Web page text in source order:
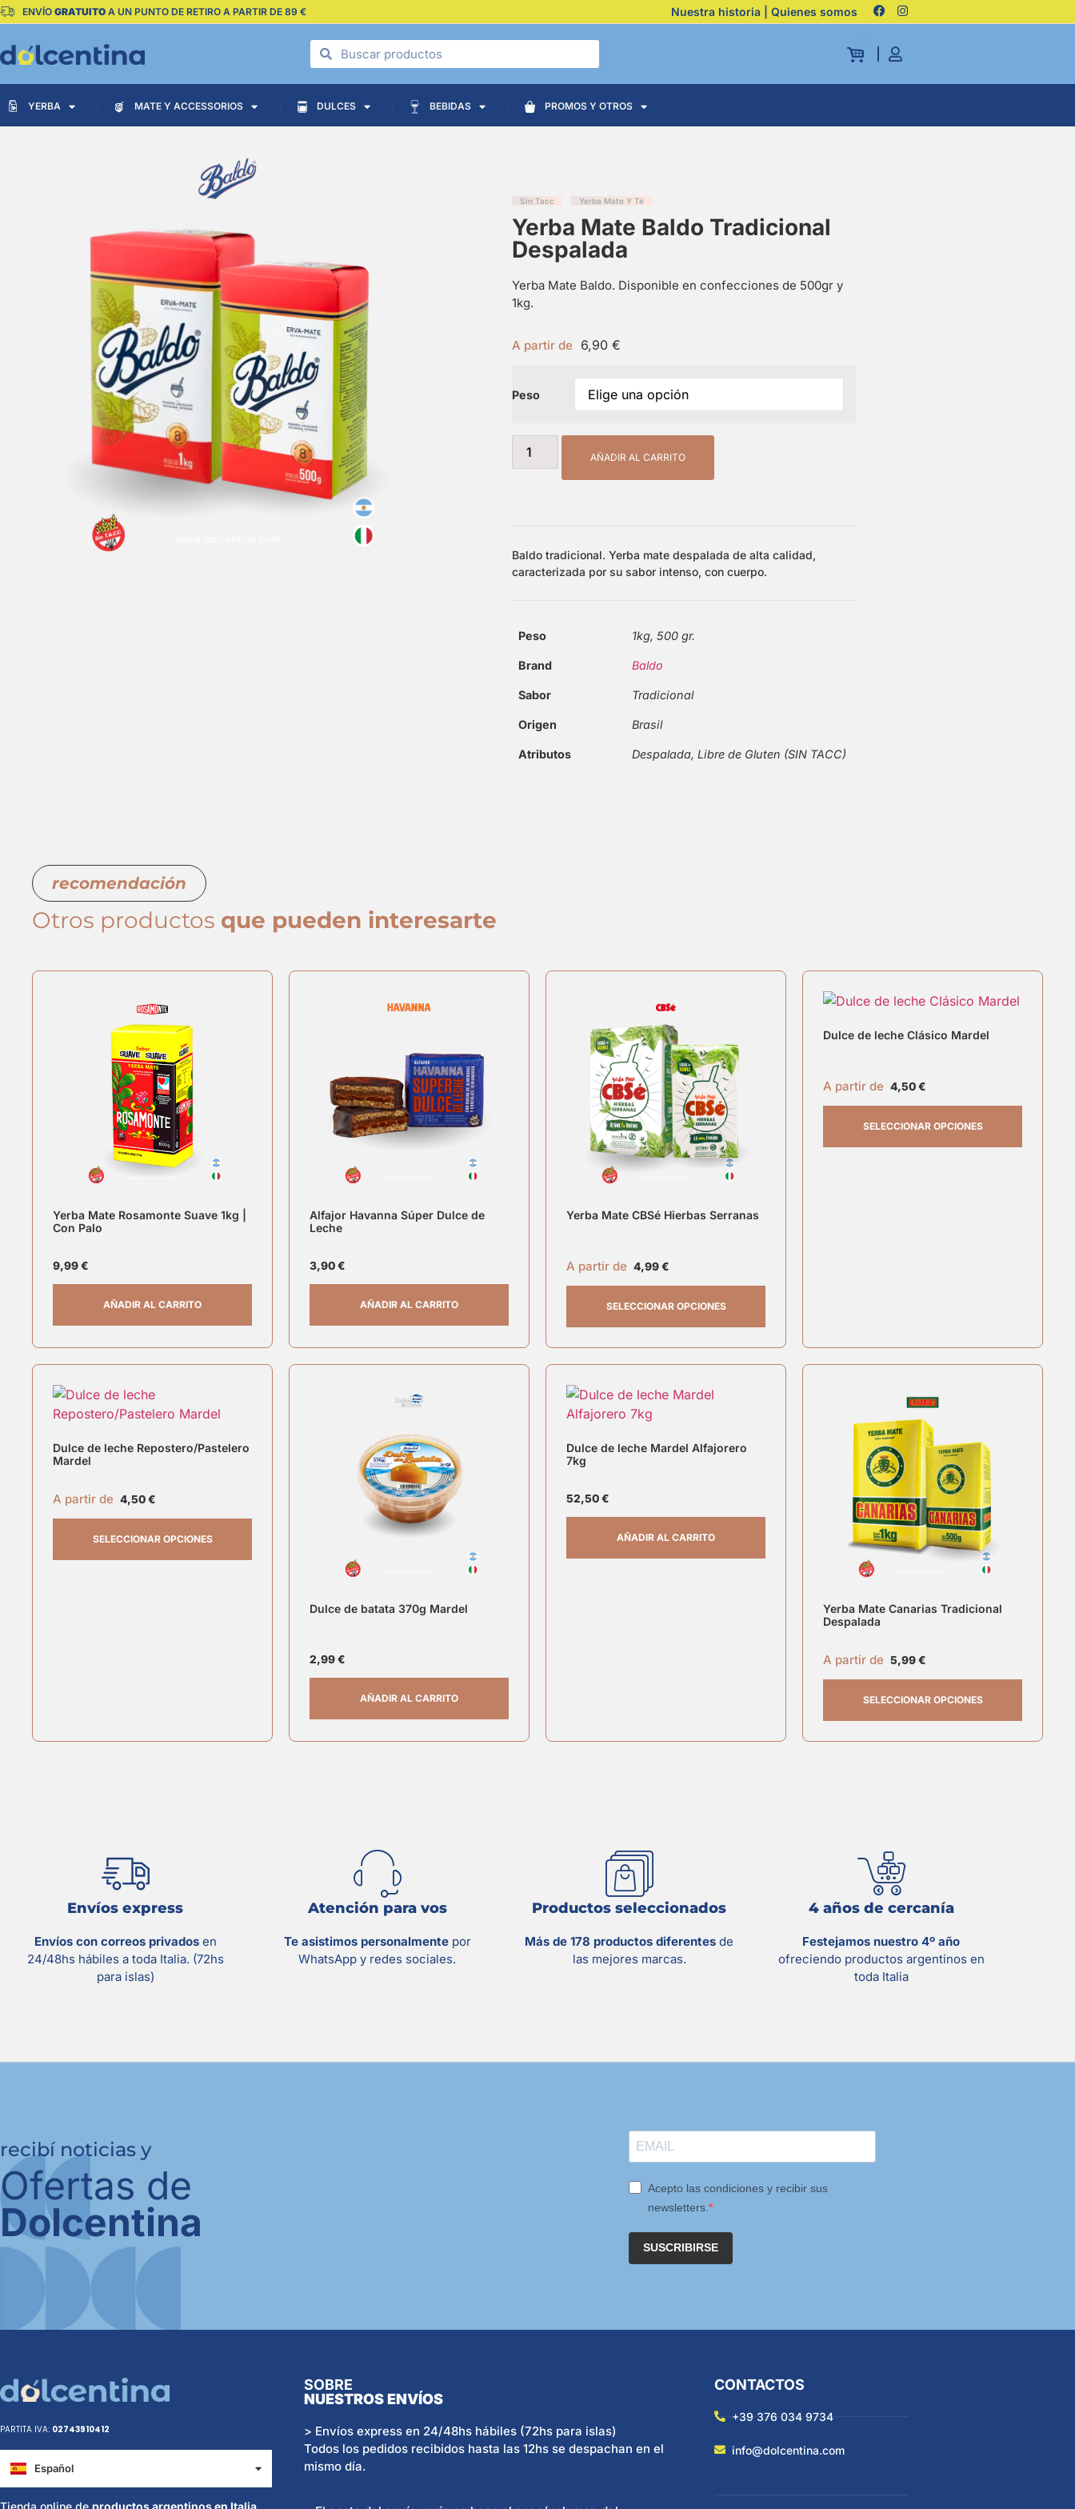
ENVÍO GRATUITO A UN PUNTO DE RETIRO A PARTIR DE 89 € Nuestra historia | Quienes somos
YERBA MATE Y ACCESSORIOS DULCES BEBIDAS PROMOS Y OTROS
Sin Tacc Yerba Mate Y Té
Yerba Mate Baldo Tradicional
Despalada
Yerba Mate Baldo. Disponible en confecciones de 500gr y
1kg.
A partir de 6,90 €
Peso
AÑADIR AL CARRITO
Baldo tradicional. Yerba mate despalada de alta calidad,
caracterizada por su sabor intenso, con cuerpo.
Peso 1kg, 500 gr.
Brand Baldo
Sabor Tradicional
Origen Brasil
Atributos Despalada, Libre de Gluten (SIN TACC)
recomendación
Otros productos que pueden interesarte
Yerba Mate Rosamonte Suave 1kg |
Con Palo
9,99€
AÑADIR AL CARRITO
Alfajor Havanna Súper Dulce de
Leche
3,90€
AÑADIR AL CARRITO
Yerba Mate CBSé Hierbas Serranas
A partir de 4,99€
SELECCIONAR OPCIONES
Dulce de leche Clásico Mardel
A partir de 4,50€
SELECCIONAR OPCIONES
Dulce de leche Repostero/Pastelero
Mardel
A partir de 4,50€
SELECCIONAR OPCIONES
Dulce de batata 370g Mardel
2,99€
AÑADIR AL CARRITO
Dulce de leche Mardel Alfajorero
7kg
52,50€
AÑADIR AL CARRITO
Yerba Mate Canarias Tradicional
Despalada
A partir de 5,99€
SELECCIONAR OPCIONES
Envíos express
Envíos con correos privados en
24/48hs hábiles a toda Italia. (72hs
para islas)
Atención para vos
Te asistimos personalmentepor
WhatsApp y redes sociales.
Productos seleccionados
Más de 178 productos diferentes de
las mejores marcas.
4 años de cercanía
Festejamos nuestro 4º año
ofreciendo productos argentinos en
toda Italia
recibí noticias y
Ofertas de
Dolcentina
Acepto las condiciones y recibir sus
newsletters.
SUSCRIBIRSE
PARTITA IVA: 02743910412
Español
Italiano
SOBRE
NUESTROS ENVÍOS
> Envíos express en 24/48hs hábiles (72hs para islas)
Todos los pedidos recibidos hasta las 12hs se despachan en el
mismo día.
CONTACTOS
+39 376 034 9734
info@dolcentina.com